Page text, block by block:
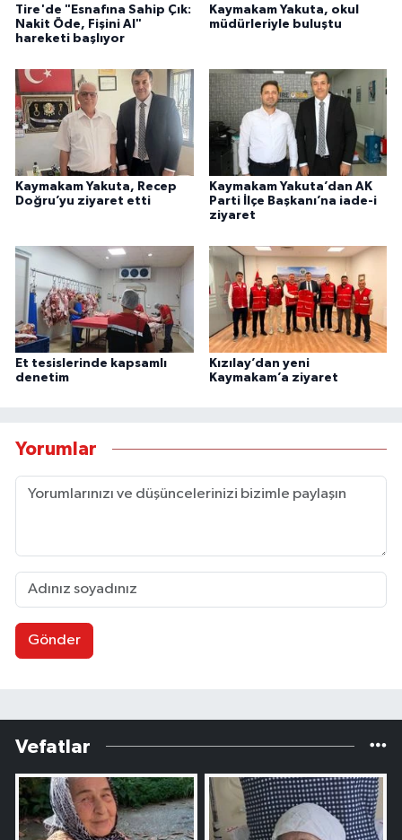
Tire'de "Esnafına Sahip Çık:
Nakit Öde, Fişini Al"
hareketi başlıyor
Kaymakam Yakuta, okul
müdürleriyle buluştu
Kaymakam Yakuta, Recep
Doğru’yu ziyaret etti
Kaymakam Yakuta’dan AK
Parti İlçe Başkanı’na iade-i
ziyaret
Et tesislerinde kapsamlı
denetim
Kızılay’dan yeni
Kaymakam’a ziyaret
Yorumlar
Gönder
Vefatlar